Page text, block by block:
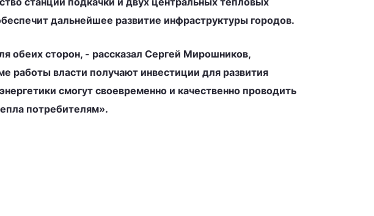
дальнейшее развитие инфраструктуры городов.
обеих сторон, - рассказал Сергей Мирошников,
власти получают инвестиции для развития
смогут своевременно и качественно проводить
потребителям».